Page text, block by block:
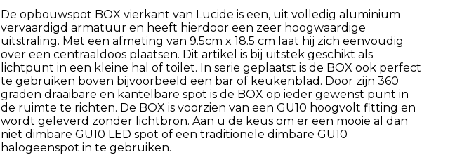
De opbouwspot BOX vierkant van Lucide is een, uit volledig aluminium
vervaardigd armatuur en heeft hierdoor een zeer hoogwaardige
uitstraling. Met een afmeting van 9.5cm x 18.5 cm laat hij zich eenvoudig
over een centraaldoos plaatsen. Dit artikel is bij uitstek geschikt als
lichtpunt in een kleine hal of toilet. In serie geplaatst is de BOX ook perfect
te gebruiken boven bijvoorbeeld een bar of keukenblad. Door zijn 360
graden draaibare en kantelbare spot is de BOX op ieder gewenst punt in
de ruimte te richten. De BOX is voorzien van een GU10 hoogvolt fitting en
wordt geleverd zonder lichtbron. Aan u de keus om er een mooie al dan
niet dimbare GU10 LED spot of een traditionele dimbare GU10
halogeenspot in te gebruiken.